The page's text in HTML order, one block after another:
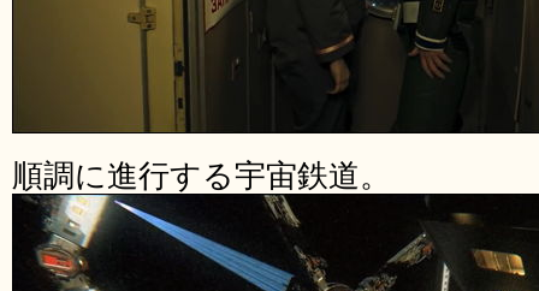
順調に進行する宇宙鉄道。